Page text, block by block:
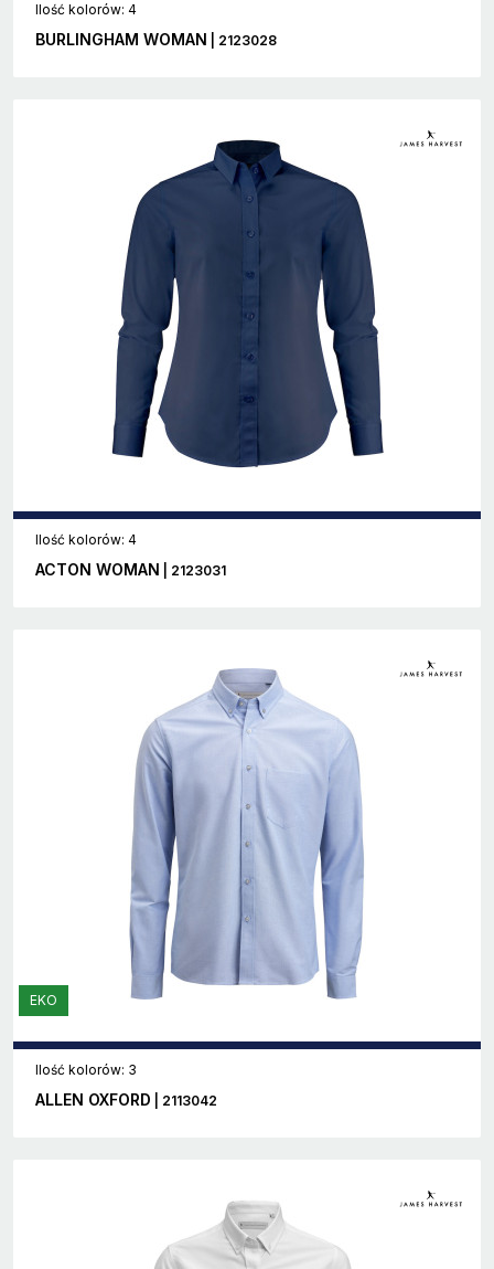
Ilość kolorów: 4
BURLINGHAM WOMAN | 2123028
Ilość kolorów: 4
ACTON WOMAN | 2123031
EKO
Ilość kolorów: 3
ALLEN OXFORD | 2113042